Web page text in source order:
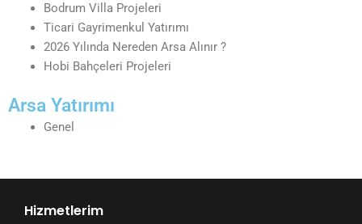
Bodrum Villa Projeleri
Ticari Gayrimenkul Yatırımı
2026 Yılında Nereden Arsa Alınır ?
Hobi Bahçeleri Projeleri
Arsa Yatırımı
Genel
Hizmetlerim